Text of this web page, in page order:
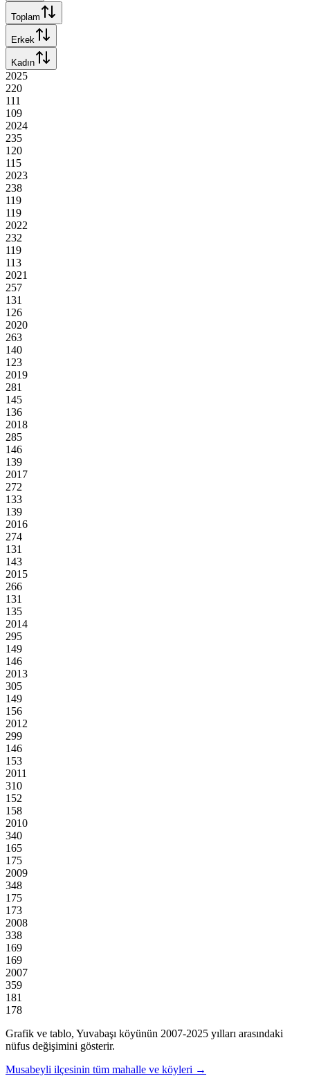
Toplam
Erkek
Kadın
2025
220
111
109
2024
235
120
115
2023
238
119
119
2022
232
119
113
2021
257
131
126
2020
263
140
123
2019
281
145
136
2018
285
146
139
2017
272
133
139
2016
274
131
143
2015
266
131
135
2014
295
149
146
2013
305
149
156
2012
299
146
153
2011
310
152
158
2010
340
165
175
2009
348
175
173
2008
338
169
169
2007
359
181
178
Grafik ve tablo, Yuvabaşı köyünün 2007-2025 yılları arasındaki
nüfus değişimini gösterir.
Musabeyli ilçesinin tüm mahalle ve köyleri →